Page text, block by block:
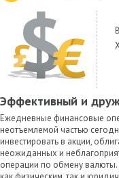
Эффективный и
Ежедневные финансовые
неотъемлемой частью
инвестировать в акции,
неожиданных и
операции по обмену валюты.